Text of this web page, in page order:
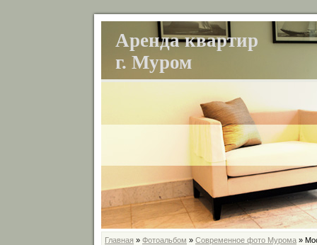
Аренда квартир
г. Муром
Главная » Фотоальбом » Современное фото Мурома »